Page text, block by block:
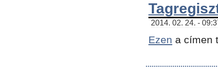
2014. 02. 24. -
Ezen a címen